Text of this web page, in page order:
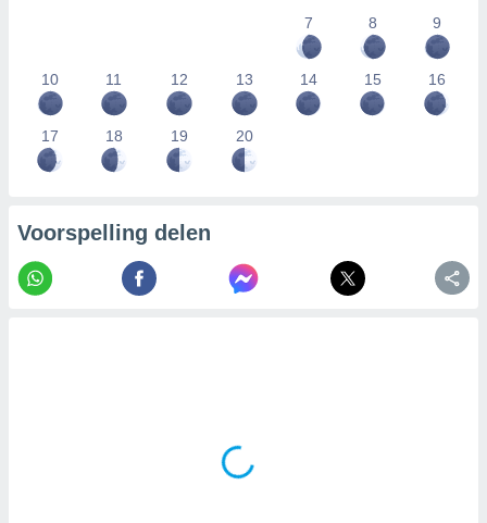
7
8 9
10 11 12 13 14 15 16
17 18 19 20
Voorspelling delen